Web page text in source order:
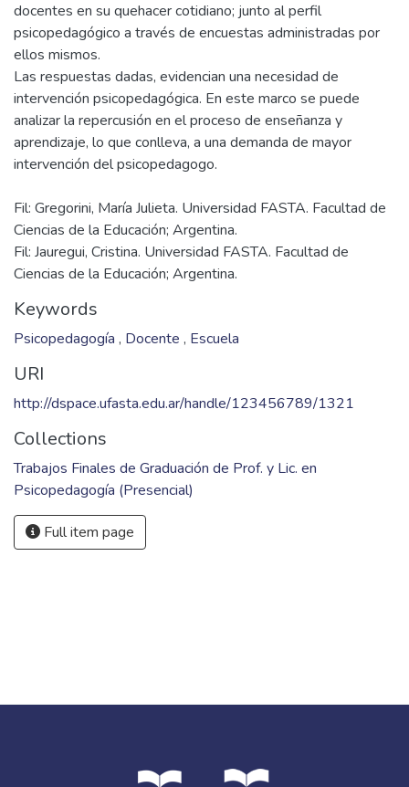
docentes en su quehacer cotidiano; junto al perfil
psicopedagógico a través de encuestas administradas por
ellos mismos.
Las respuestas dadas, evidencian una necesidad de
intervención psicopedagógica. En este marco se puede
analizar la repercusión en el proceso de enseñanza y
aprendizaje, lo que conlleva, a una demanda de mayor
Fil: Gregorini, María Julieta. Universidad FASTA. Facultad de
Ciencias de la Educación; Argentina.
Fil: Jauregui, Cristina. Universidad FASTA. Facultad de
Ciencias de la Educación; Argentina.
Keywords
Psicopedagogía , Docente , Escuela
URI
http://dspace.ufasta.edu.ar/handle/123456789/1321
Collections
Trabajos Finales de Graduación de Prof. y Lic. en
Psicopedagogía (Presencial)
Full item page